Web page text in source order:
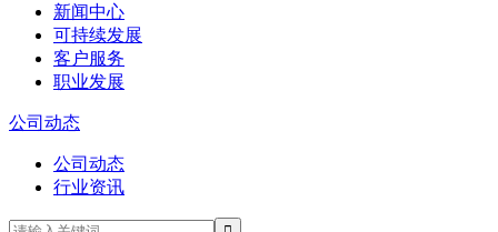
新闻中心
可持续发展
客户服务
职业发展
公司动态
公司动态
行业资讯